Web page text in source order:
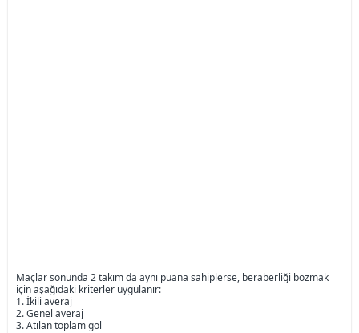
Maçlar sonunda 2 takım da aynı puana sahiplerse, beraberliği bozmak
için aşağıdaki kriterler uygulanır:
1. İkili averaj
2. Genel averaj
3. Atılan toplam gol